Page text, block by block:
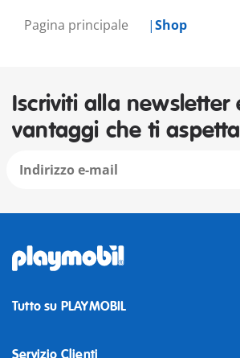
Pagina principale Shop
Iscriviti alla newsletter
vantaggi che ti
Tutto su PLAYMOBIL
Servizio Clienti